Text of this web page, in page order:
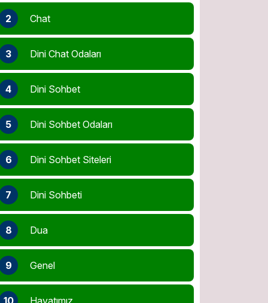
2 Chat
3 Dini Chat Odaları
4 Dini Sohbet
5 Dini Sohbet Odaları
6 Dini Sohbet Siteleri
7 Dini Sohbeti
8 Dua
9 Genel
10 Hayatımız